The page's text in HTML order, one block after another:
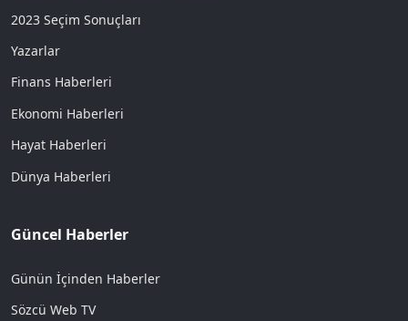
2023 Seçim Sonuçları
Yazarlar
Finans Haberleri
Ekonomi Haberleri
Hayat Haberleri
Dünya Haberleri
Güncel Haberler
Günün İçinden Haberler
Sözcü Web TV